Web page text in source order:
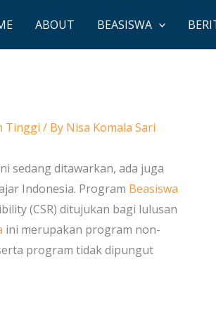
ABOUT BEASISWA
Tinggi / By Nisa Komala Sari
sedang ditawarkan, ada juga
Indonesia. Program Beasiswa
(CSR) ditujukan bagi lulusan
ini merupakan program non-
program tidak dipungut